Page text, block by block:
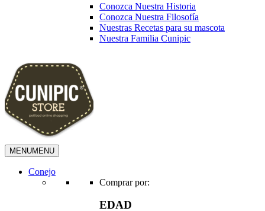
Conozca Nuestra Historia
Conozca Nuestra Filosofía
Nuestras Recetas para su mascota
Nuestra Familia Cunipic
MENUMENU
Conejo
Comprar por:
EDAD